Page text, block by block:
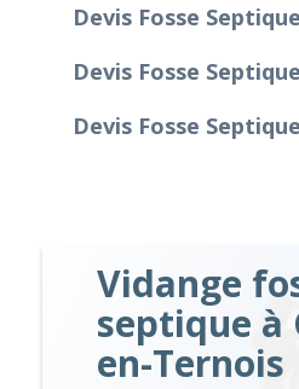
Devis Fosse
Devis Fosse
Devis Fosse
Vidange
septique à
en-Ternois